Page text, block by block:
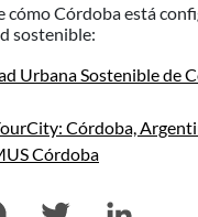
cómo Córdoba está
sostenible:
Urbana Sostenible de
Córdoba,
Córdoba